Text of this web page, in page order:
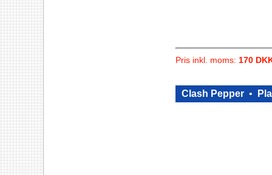
Pris inkl. moms: 170
Clash Pepper •